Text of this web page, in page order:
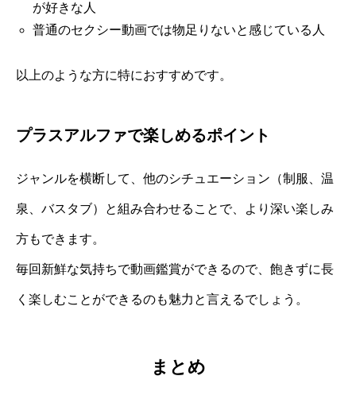
が好きな人
普通のセクシー動画では物足りないと感じている人
以上のような方に特におすすめです。
プラスアルファで楽しめるポイント
ジャンルを横断して、他のシチュエーション（制服、温
泉、バスタブ）と組み合わせることで、より深い楽しみ
方もできます。
毎回新鮮な気持ちで動画鑑賞ができるので、飽きずに長
く楽しむことができるのも魅力と言えるでしょう。
まとめ